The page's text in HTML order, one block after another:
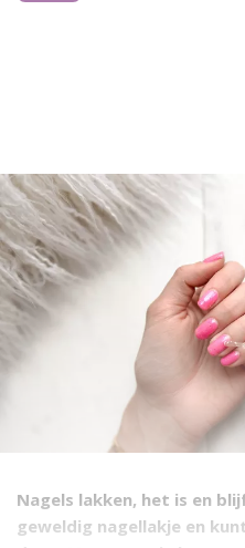
Nagels lakken, het is en
geweldig nagellakje en